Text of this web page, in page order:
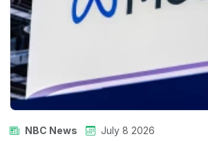
NBC News July 8 2026